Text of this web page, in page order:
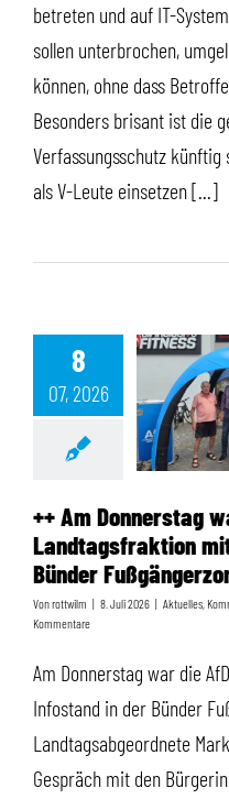
betreten und auf IT-
sollen unterbrochen,
können, ohne dass
Besonders brisant ist die
Verfassungsschutz
als V-Leute einsetzen [...]
8
07, 2026
++ Am Donnerstag
Landtagsfraktion
Bünder
Vonrottwilm | 8. Juli 2026 | Aktuelles,
Kommentare
Am Donnerstag war die
Infostand in der Bünder
Landtagsabgeordnete
Gespräch mit den